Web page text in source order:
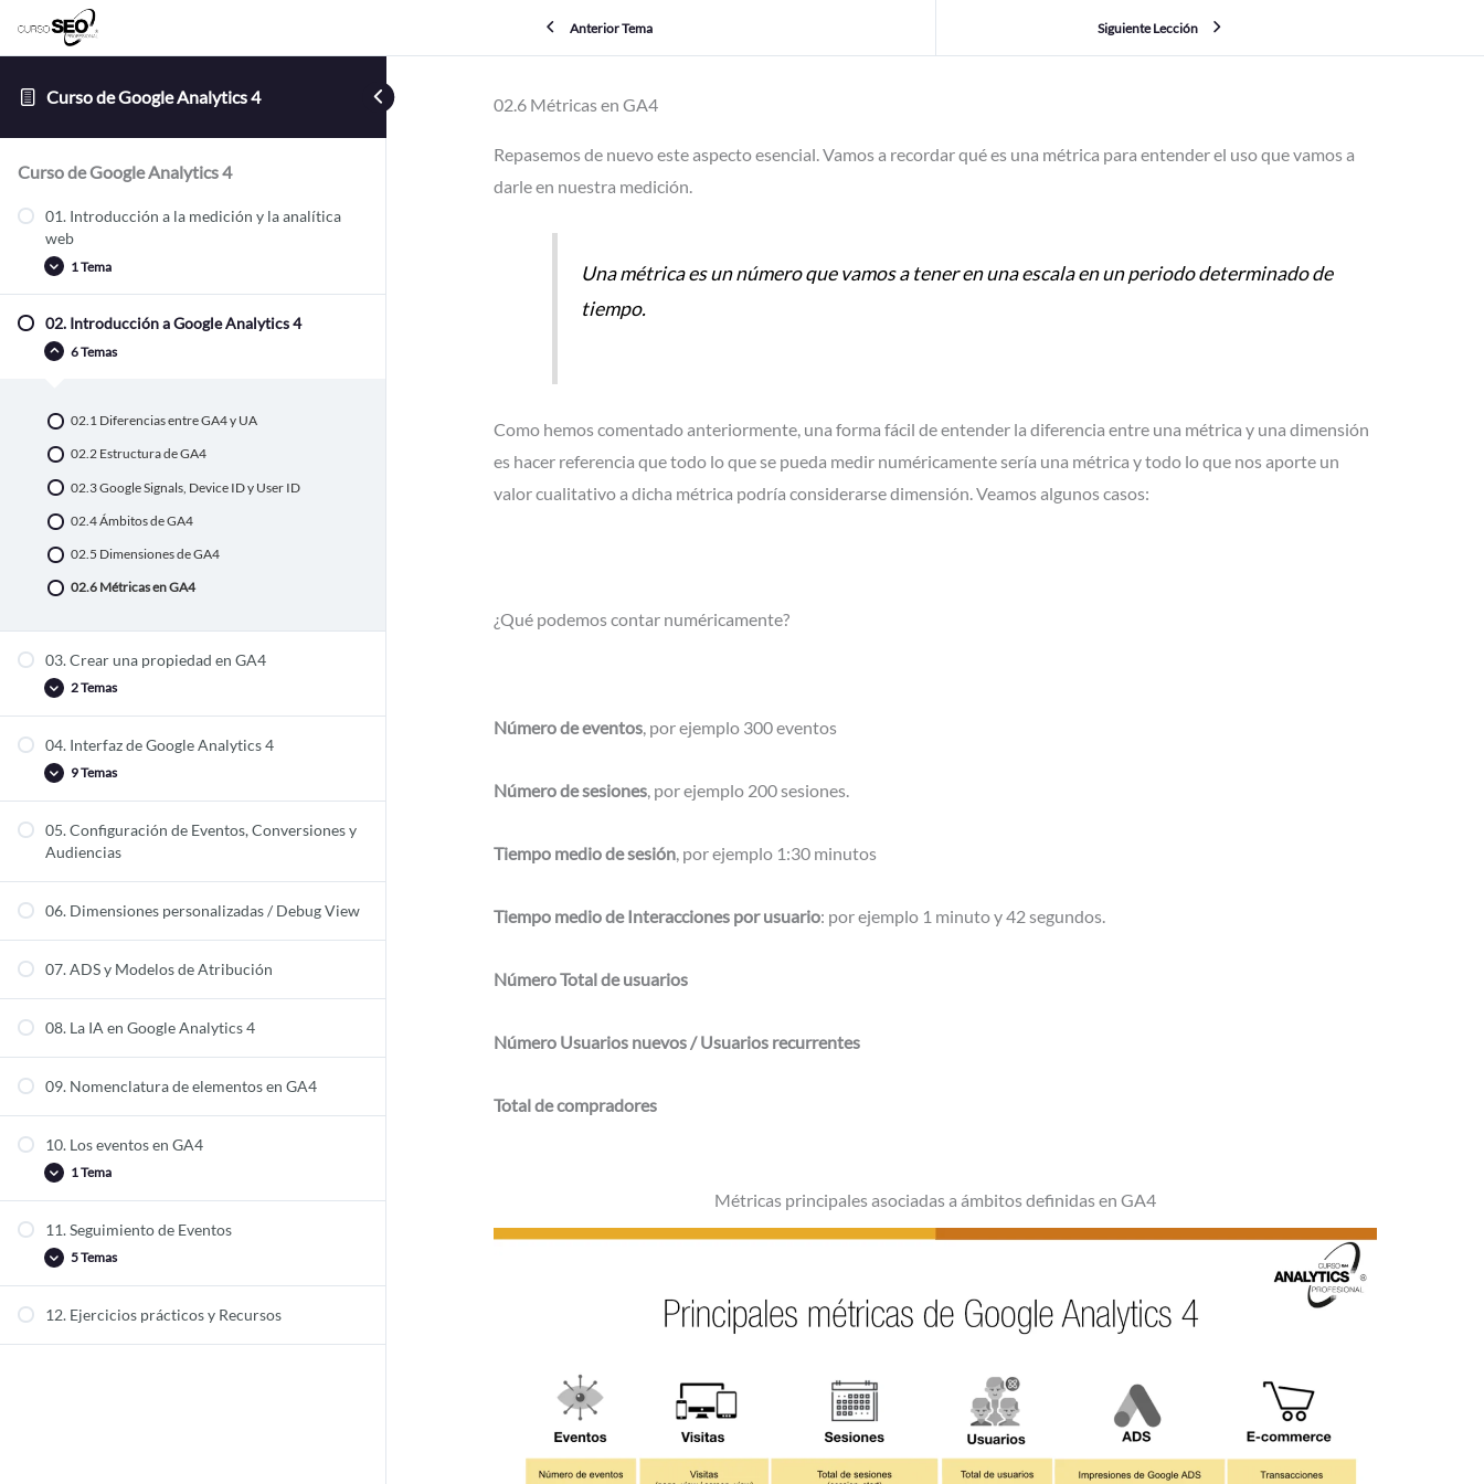
Curso de Google Analytics 4
Curso de Google Analytics 4
01. Introducción a la medición y la analítica
web
1 Tema
01.1 Fundamentos: métricas y dimensiones
02. Introducción a Google Analytics 4
6 Temas
02.1 Diferencias entre GA4 y UA
02.2 Estructura de GA4
02.3 Google Signals, Device ID y User ID
02.4 Ámbitos de GA4
02.5 Dimensiones de GA4
02.6 Métricas en GA4
03. Crear una propiedad en GA4
2 Temas
03.1 Configurar propiedades en GA4
04. Interfaz de Google Analytics 4
9 Temas
04.1 Informes de GA4
4.1.2 Informes de adquisición
4.1.3 Informes de Interacción
4.1.4 Informes de monetización
05. Configuración de Eventos, Conversiones y
Audiencias
06. Dimensiones personalizadas / Debug View
07. ADS y Modelos de Atribución
08. La IA en Google Analytics 4
09. Nomenclatura de elementos en GA4
10. Los eventos en GA4
1 Tema
10.1 Tipología de Eventos
11. Seguimiento de Eventos
5 Temas
11.1 Seguimiento de clics personalizados
12. Ejercicios prácticos y Recursos
Anterior Tema Siguiente Lección
02.6 Métricas en GA4
Repasemos de nuevo este aspecto esencial. Vamos a recordar qué es una métrica para entender el uso que vamos a
darle en nuestra medición.
Una métrica es un número que vamos a tener en una escala en un periodo determinado de
tiempo.
Como hemos comentado anteriormente, una forma fácil de entender la diferencia entre una métrica y una dimensión
es hacer referencia que todo lo que se pueda medir numéricamente sería una métrica y todo lo que nos aporte un
valor cualitativo a dicha métrica podría considerarse dimensión. Veamos algunos casos:
¿Qué podemos contar numéricamente?
Número de eventos , por ejemplo 300 eventos
Número de sesiones , por ejemplo 200 sesiones.
Tiempo medio de sesión , por ejemplo 1:30 minutos
Tiempo medio de Interacciones por usuario: por ejemplo 1 minuto y 42 segundos.
Número Total de usuarios
Número Usuarios nuevos / Usuarios recurrentes
Total de compradores
Métricas principales asociadas a ámbitos definidas en GA4